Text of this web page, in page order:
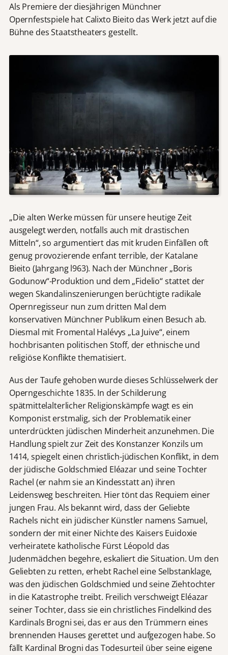
Als Premiere der diesjährigen Münchner
Opernfestspiele hat Calixto Bieito das Werk jetzt auf die
Bühne des Staatstheaters gestellt.
„Die alten Werke müssen für unsere heutige Zeit
ausgelegt werden, notfalls auch mit drastischen
Mitteln“, so argumentiert das mit kruden Einfällen oft
genug provozierende enfant terrible, der Katalane
Bieito (Jahrgang l963). Nach der Münchner „Boris
Godunow“-Produktion und dem „Fidelio“ stattet der
wegen Skandalinszenierungen berüchtigte radikale
Opernregisseur nun zum dritten Mal dem
konservativen Münchner Publikum einen Besuch ab.
Diesmal mit Fromental Halévys „La Juive“, einem
hochbrisanten politischen Stoff, der ethnische und
religiöse Konflikte thematisiert.
Aus der Taufe gehoben wurde dieses Schlüsselwerk der
Operngeschichte 1835. In der Schilderung
spätmittelalterlicher Religionskämpfe wagt es ein
Komponist erstmalig, sich der Problematik einer
unterdrückten jüdischen Minderheit anzunehmen. Die
Handlung spielt zur Zeit des Konstanzer Konzils um
1414, spiegelt einen christlich-jüdischen Konflikt, in dem
der jüdische Goldschmied Eléazar und seine Tochter
Rachel (er nahm sie an Kindesstatt an) ihren
Leidensweg beschreiten. Hier tönt das Requiem einer
jungen Frau. Als bekannt wird, dass der Geliebte
Rachels nicht ein jüdischer Künstler namens Samuel,
sondern der mit einer Nichte des Kaisers Euidoxie
verheiratete katholische Fürst Léopold das
Judenmädchen begehre, eskaliert die Situation. Um den
Geliebten zu retten, erhebt Rachel eine Selbstanklage,
was den jüdischen Goldschmied und seine Ziehtochter
in die Katastrophe treibt. Freilich verschweigt Eléazar
seiner Tochter, dass sie ein christliches Findelkind des
Kardinals Brogni sei, das er aus den Trümmern eines
brennenden Hauses gerettet und aufgezogen habe. So
fällt Kardinal Brogni das Todesurteil über seine eigene